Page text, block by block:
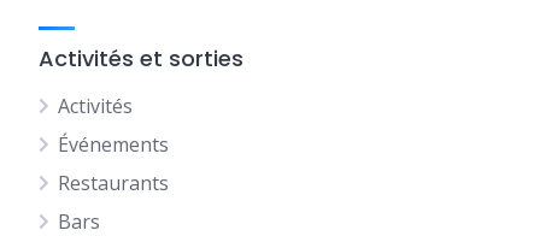
Activités et sorties
Activités
Événements
Restaurants
Bars